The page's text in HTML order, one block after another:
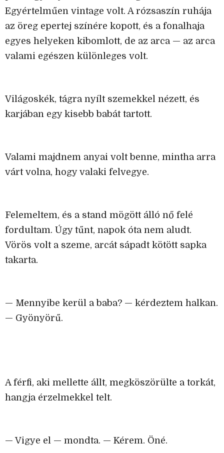
Egyértelműen vintage volt. A rózsaszín ruhája
az öreg epertej színére kopott, és a fonalhaja
egyes helyeken kibomlott, de az arca — az arca
valami egészen különleges volt.
Világoskék, tágra nyílt szemekkel nézett, és
karjában egy kisebb babát tartott.
Valami majdnem anyai volt benne, mintha arra
várt volna, hogy valaki felvegye.
Felemeltem, és a stand mögött álló nő felé
fordultam. Úgy tűnt, napok óta nem aludt.
Vörös volt a szeme, arcát sápadt kötött sapka
takarta.
— Mennyibe kerül a baba? — kérdeztem halkan.
— Gyönyörű.
A férfi, aki mellette állt, megköszörülte a torkát,
hangja érzelmekkel telt.
— Vigye el — mondta. — Kérem. Öné.